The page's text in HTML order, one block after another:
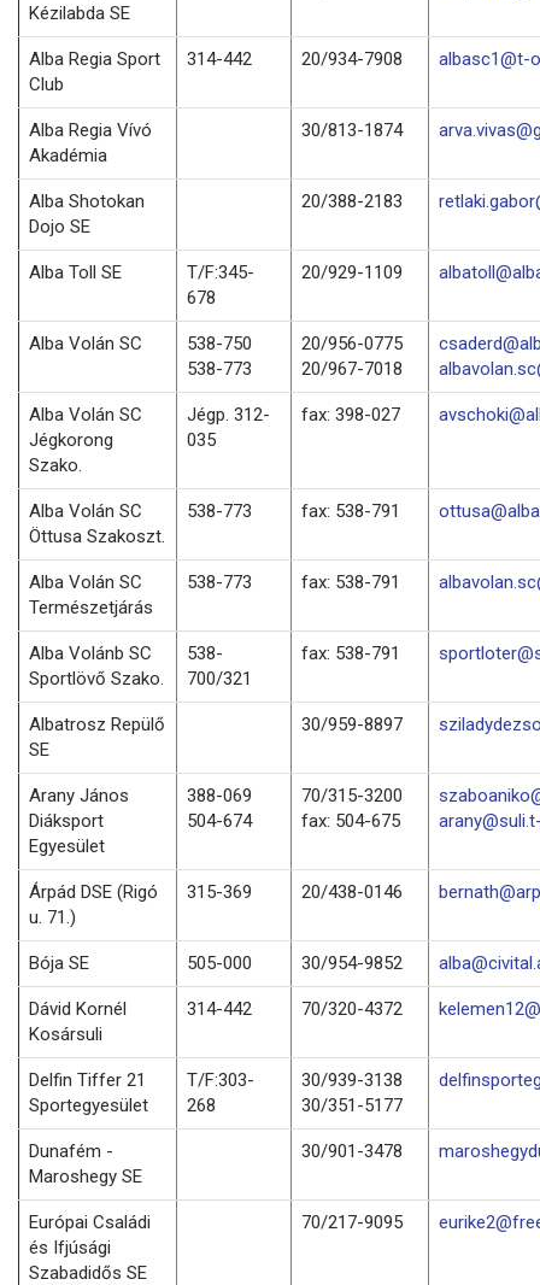
Kézilabda SE
Alba Regia Sport
Club
314-442 20/934-7908 albasc1@t-
Alba Regia Vívó
Akadémia
30/813-1874
Alba Shotokan
Dojo SE
20/388-2183
Alba Toll SE
T/F:345-
678
20/929-1109
Alba Volán SC
538-750
538-773
20/956-0775
20/967-7018
Alba Volán SC
Jégkorong
Szako.
Jégp. 312-
035
fax: 398-027
Alba Volán SC
Öttusa Szakoszt.
538-773 fax: 538-791
Alba Volán SC
Természetjárás
538-773 fax: 538-791
Alba Volánb SC
Sportlövő Szako.
538-
700/321
fax: 538-791
Albatrosz Repülő
SE
30/959-8897
Arany János
Diáksport
Egyesület
388-069
504-674
70/315-3200
fax: 504-675
Árpád DSE (Rigó
u. 71.)
315-369 20/438-0146
Bója SE 505-000 30/954-9852
Dávid Kornél
Kosársuli
314-442 70/320-4372
Delfin Tiffer 21
Sportegyesület
T/F:303-
268
30/939-3138
30/351-5177
Dunafém -
Maroshegy SE
30/901-3478
Európai Családi
és Ifjúsági
Szabadidős SE
70/217-9095